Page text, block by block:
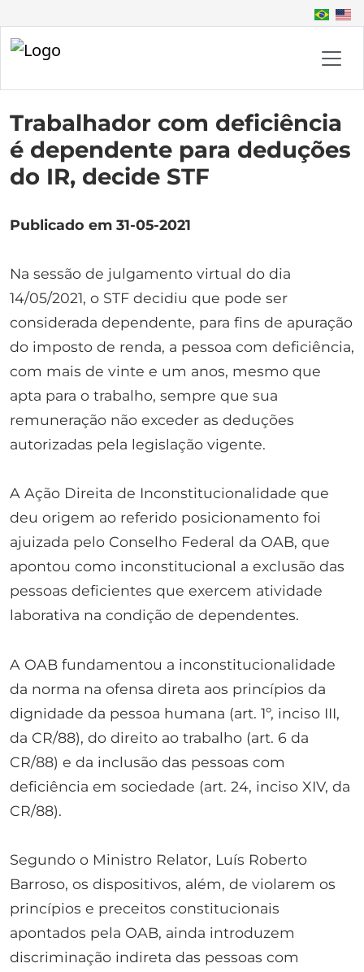
Trabalhador com deficiência
é dependente para deduções
do IR, decide STF
Publicado em 31-05-2021
Na sessão de julgamento virtual do dia
14/05/2021, o STF decidiu que pode ser
considerada dependente, para fins de apuração
do imposto de renda, a pessoa com deficiência,
com mais de vinte e um anos, mesmo que
apta para o trabalho, sempre que sua
remuneração não exceder as deduções
autorizadas pela legislação vigente.
A Ação Direita de Inconstitucionalidade que
deu origem ao referido posicionamento foi
ajuizada pelo Conselho Federal da OAB, que
apontou como inconstitucional a exclusão das
pessoas deficientes que exercem atividade
laborativa na condição de dependentes.
A OAB fundamentou a inconstitucionalidade
da norma na ofensa direta aos princípios da
dignidade da pessoa humana (art. 1º, inciso III,
da CR/88), do direito ao trabalho (art. 6 da
CR/88) e da inclusão das pessoas com
deficiência em sociedade (art. 24, inciso XIV, da
CR/88).
Segundo o Ministro Relator, Luís Roberto
Barroso, os dispositivos, além, de violarem os
princípios e preceitos constitucionais
apontados pela OAB, ainda introduzem
discriminação indireta das pessoas com